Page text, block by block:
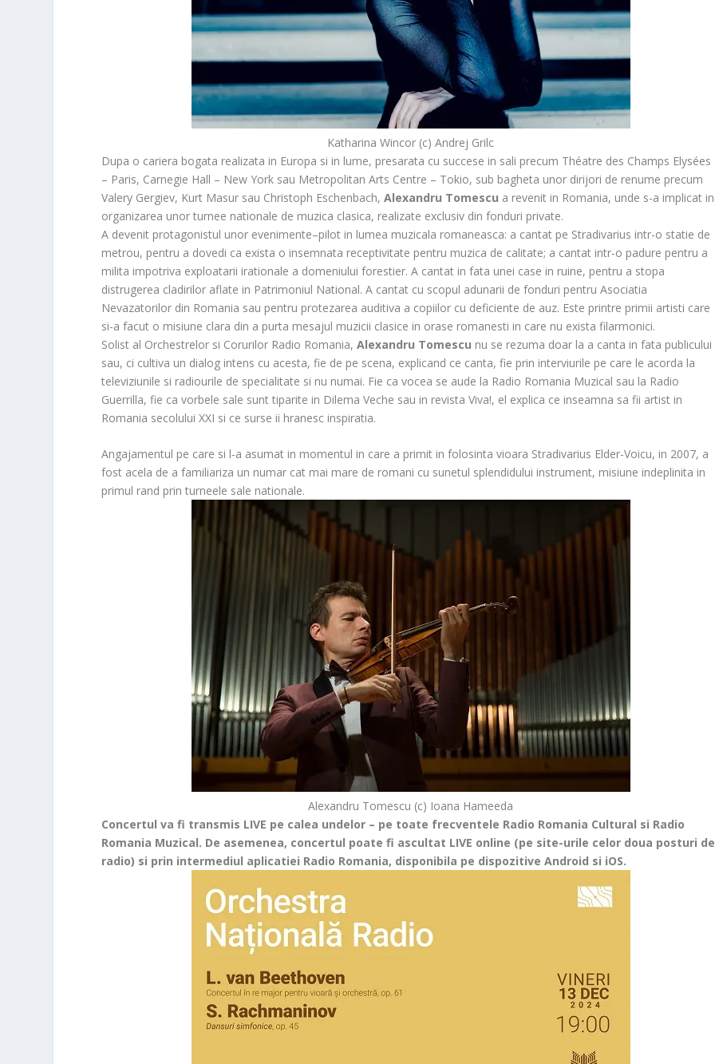
Katharina Wincor (c) Andrej Grilc
Dupa o cariera bogata realizata in Europa si in lume, presarata cu succese in sali precum Théatre des Champs Elysées
– Paris, Carnegie Hall – New York sau Metropolitan Arts Centre – Tokio, sub bagheta unor dirijori de renume precum
Valery Gergiev, Kurt Masur sau Christoph Eschenbach,Alexandru Tomescu a revenit in Romania, unde s-a implicat in
organizarea unor turnee nationale de muzica clasica, realizate exclusiv din fonduri private.
A devenit protagonistul unor evenimente–pilot in lumea muzicala romaneasca: a cantat pe Stradivarius intr-o statie de
metrou, pentru a dovedi ca exista o insemnata receptivitate pentru muzica de calitate; a cantat intr-o padure pentru a
milita impotriva exploatarii irationale a domeniului forestier. A cantat in fata unei case in ruine, pentru a stopa
distrugerea cladirilor aflate in Patrimoniul National. A cantat cu scopul adunarii de fonduri pentru Asociatia
Nevazatorilor din Romania sau pentru protezarea auditiva a copiilor cu deficiente de auz. Este printre primii artisti care
si-a facut o misiune clara din a purta mesajul muzicii clasice in orase romanesti in care nu exista filarmonici.
Solist al Orchestrelor si Corurilor Radio Romania,Alexandru Tomescu nu se rezuma doar la a canta in fata publicului
sau, ci cultiva un dialog intens cu acesta, fie de pe scena, explicand ce canta, fie prin interviurile pe care le acorda la
televiziunile si radiourile de specialitate si nu numai. Fie ca vocea se aude la Radio Romania Muzical sau la Radio
Guerrilla, fie ca vorbele sale sunt tiparite in Dilema Veche sau in revista Viva!, el explica ce inseamna sa fii artist in
Romania secolului XXI si ce surse ii hranesc inspiratia.
Angajamentul pe care si l-a asumat in momentul in care a primit in folosinta vioara Stradivarius Elder-Voicu, in 2007, a
fost acela de a familiariza un numar cat mai mare de romani cu sunetul splendidului instrument, misiune indeplinita in
primul rand prin turneele sale nationale.
Alexandru Tomescu (c) Ioana Hameeda
Concertul va fi transmis LIVE pe calea undelor – pe toate frecventele Radio Romania Cultural si Radio
Romania Muzical. De asemenea, concertul poate fi ascultat LIVE online (pe site-urile celor doua posturi de
radio) si prin intermediul aplicatiei Radio Romania, disponibila pe dispozitive Android si iOS.